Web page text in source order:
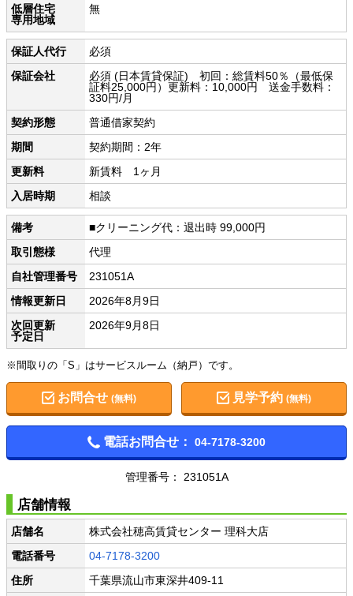
低層住宅
専用地域
無
保証人代行
必須
保証会社
必須 (日本賃貸保証) 初回：総賃料50％（最低保
証料25,000円）更新料：10,000円 送金手数料：
330円/月
契約形態
普通借家契約
期間
契約期間：2年
更新料
新賃料 1ヶ月
入居時期
相談
備考
■クリーニング代：退出時 99,000円
取引態様
代理
自社管理番号
231051A
情報更新日
2026年8月9日
次回更新
予定日
2026年9月8日
※間取りの「S」はサービスルーム（納戸）です。
お問合せ (無料) 見学予約(無料)
電話お問合せ： 04-7178-3200
管理番号： 231051A
店舗情報
店舗名
株式会社穂高賃貸センター 理科大店
電話番号
04-7178-3200
住所
千葉県流山市東深井409-11